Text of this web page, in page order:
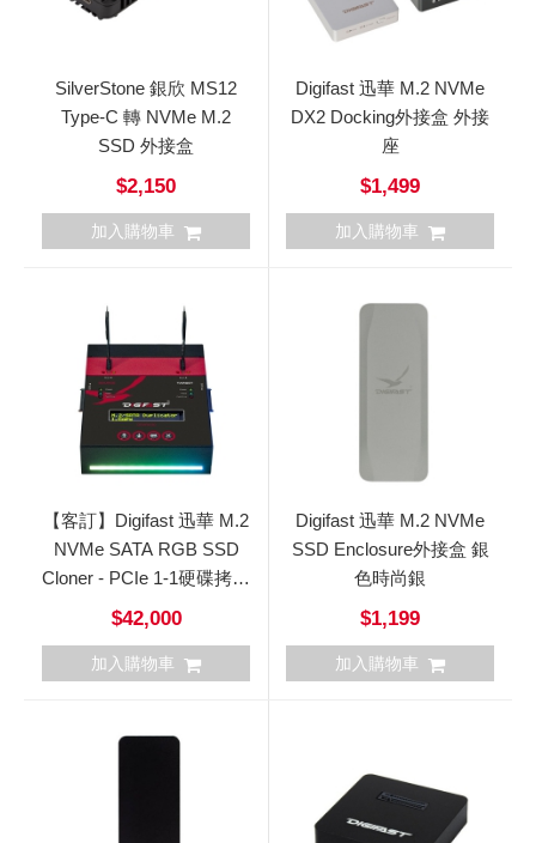
SilverStone 銀欣 MS12
Type-C 轉 NVMe M.2
SSD 外接盒
$2,150
加入購物車
Digifast 迅華 M.2 NVMe
DX2 Docking外接盒 外接
座
$1,499
加入購物車
【客訂】Digifast 迅華 M.2
NVMe SATA RGB SSD
Cloner - PCIe 1-1硬碟拷貝
機
$42,000
加入購物車
Digifast 迅華 M.2 NVMe
SSD Enclosure外接盒 銀
色時尚銀
$1,199
加入購物車